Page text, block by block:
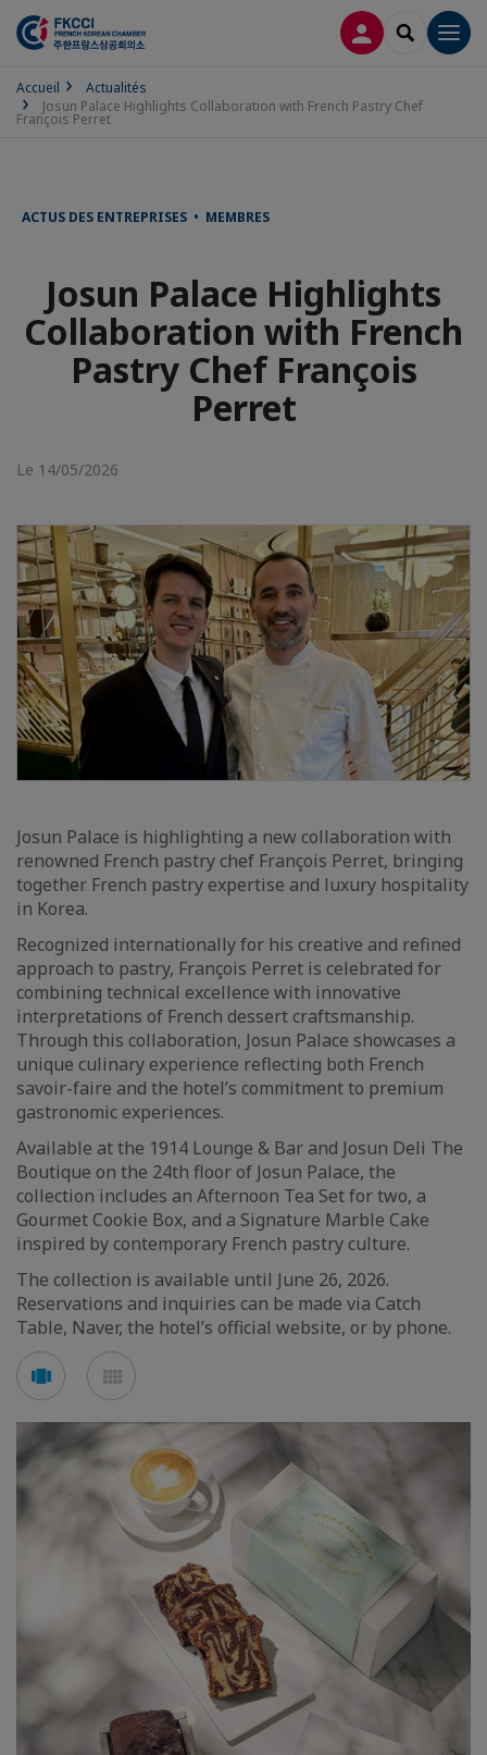
CONNEXION
Accueil
Actualités
Josun Palace Highlights Collaboration with French Pastry Chef
François Perret
ACTUS DES ENTREPRISES • MEMBRES
Josun Palace Highlights
Collaboration with French
Pastry Chef François
Perret
Le 14/05/2026
Josun Palace is highlighting a new collaboration with
renowned French pastry chef François Perret, bringing
together French pastry expertise and luxury hospitality
in Korea.
Recognized internationally for his creative and refined
approach to pastry, François Perret is celebrated for
combining technical excellence with innovative
interpretations of French dessert craftsmanship.
Through this collaboration, Josun Palace showcases a
unique culinary experience reflecting both French
savoir-faire and the hotel’s commitment to premium
gastronomic experiences.
Available at the 1914 Lounge & Bar and Josun Deli The
Boutique on the 24th floor of Josun Palace, the
collection includes an Afternoon Tea Set for two, a
Gourmet Cookie Box, and a Signature Marble Cake
inspired by contemporary French pastry culture.
The collection is available until June 26, 2026.
Reservations and inquiries can be made via Catch
Table, Naver, the hotel’s official website, or by phone.
Voir
en
carousel
en